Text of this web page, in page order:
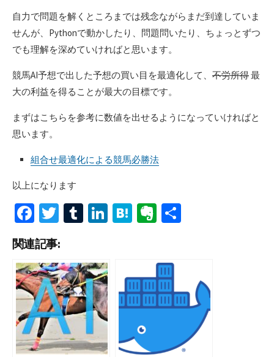
自力で問題を解くところまでは残念ながらまだ到達していま
せんが、Pythonで動かしたり、問題問いたり、ちょっとずつ
でも理解を深めていければと思います。
競馬AI予想で出した予想の買い目を最適化して、 不労所得最
大の利益を得ることが最大の目標です。
まずはこちらを参考に数値を出せるようになっていければと
思います。
組合せ最適化による競馬必勝法
以上になります
Fa
ce
b
o
o
k
T
tt
er
T
bl
r
Li H
n
a
Ev
ot
e
関連記事: